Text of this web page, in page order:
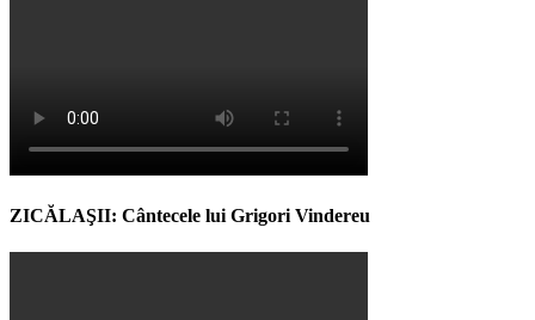
ZICĂLAŞII: Cântecele lui Grigori Vindereu